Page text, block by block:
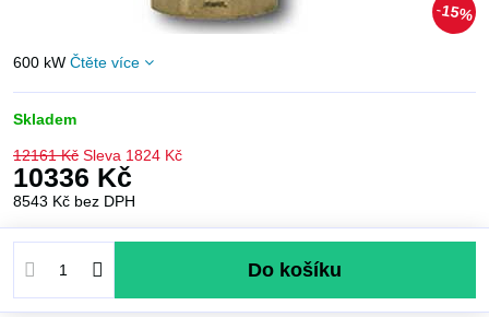
15%
600 kW Čtěte více
Skladem
12161 Kč Sleva 1824 Kč
10336 Kč
8543 Kč bez DPH
Do košíku